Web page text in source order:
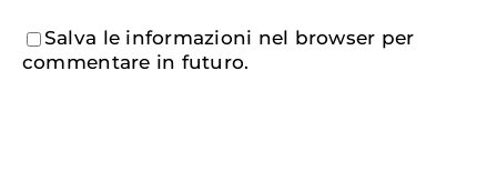
Salva le informazioni nel browser per
commentare in futuro.